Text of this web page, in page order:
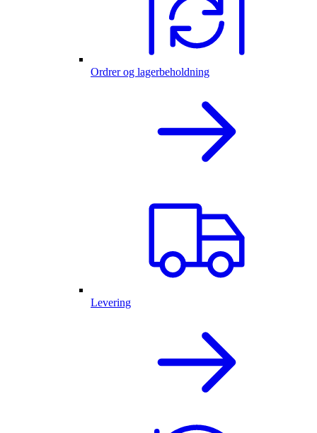
Ordrer og lagerbeholdning
Levering